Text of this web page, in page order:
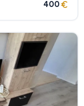
400